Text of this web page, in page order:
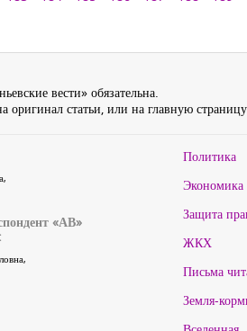
вести» обязательна.
оригинал статьи, или на главную
«АВ»
Политика
Экономика
Защита
ЖКХ
Письма
Земля-